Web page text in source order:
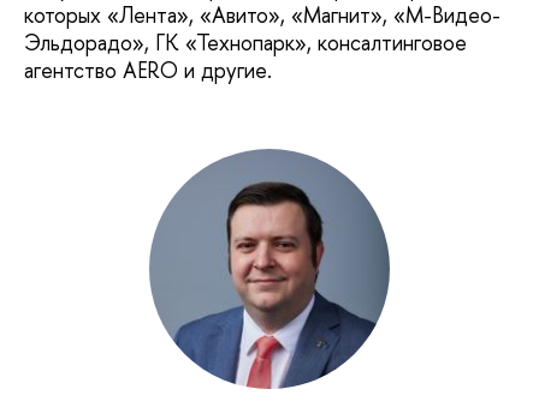
которых «Лента», «Авито», «Магнит», «М-Видео-
Эльдорадо», ГК «Технопарк», консалтинговое
агентство AERO и другие.